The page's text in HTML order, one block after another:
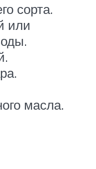
сорта.
или
масла.